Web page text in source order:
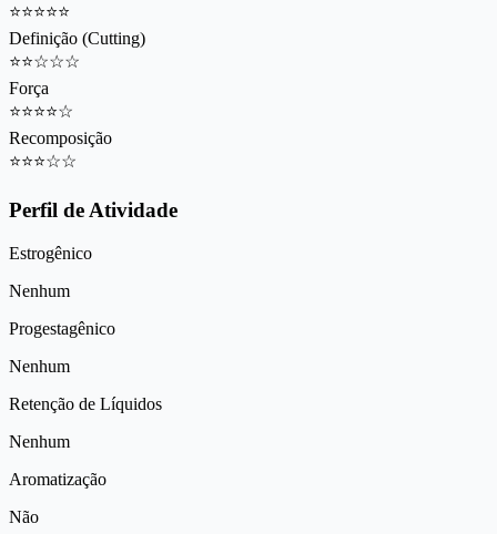
⭐⭐⭐⭐⭐
Definição (Cutting)
⭐⭐☆☆☆
Força
⭐⭐⭐⭐☆
Recomposição
⭐⭐⭐☆☆
Perfil de Atividade
Estrogênico
Nenhum
Progestagênico
Nenhum
Retenção de Líquidos
Nenhum
Aromatização
Não